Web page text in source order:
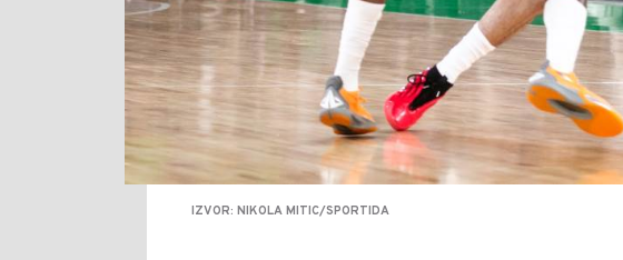
IZVOR: NIKOLA MITIC/SPORTIDA